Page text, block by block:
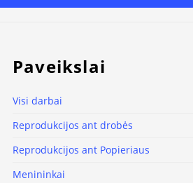
Paveikslai
Visi darbai
Reprodukcijos ant drobės
Reprodukcijos ant Popieriaus
Menininkai